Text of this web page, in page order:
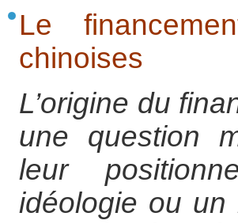
Le
chinoises
L’origine du
une question
leur
idéologie ou un